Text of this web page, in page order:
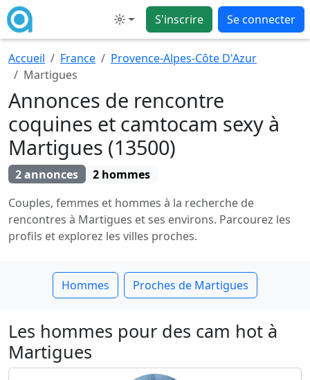
Mode S'inscrire Se connecter
Accueil France
Provence-Alpes-Côte D'Azur
Martigues
Annonces de rencontre
coquines et camtocam sexy à
Martigues (13500)
2 annonces
2 hommes
Couples, femmes et hommes à la recherche de
rencontres à Martigues et ses environs. Parcourez les
profils et explorez les villes proches.
Hommes Proches de Martigues
Les hommes pour des cam hot à
Martigues